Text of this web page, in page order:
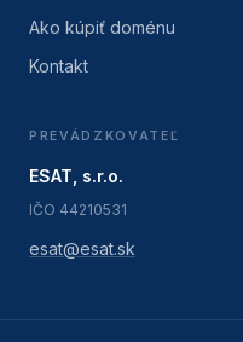
Ako kúpiť doménu
Kontakt
PREVÁDZKOVATEĽ
ESAT, s.r.o.
IČO 44210531
esat@esat.sk